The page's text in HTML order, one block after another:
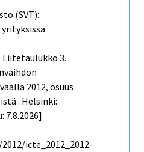
(SVT):
Liitetaulukko 3.
2012, osuus
. Helsinki:
icte_2012_2012-